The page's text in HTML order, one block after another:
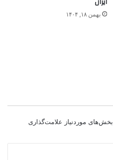
بهمن ۱۸, ۱۴۰۴
بخش‌های موردنیاز علامت‌گذاری